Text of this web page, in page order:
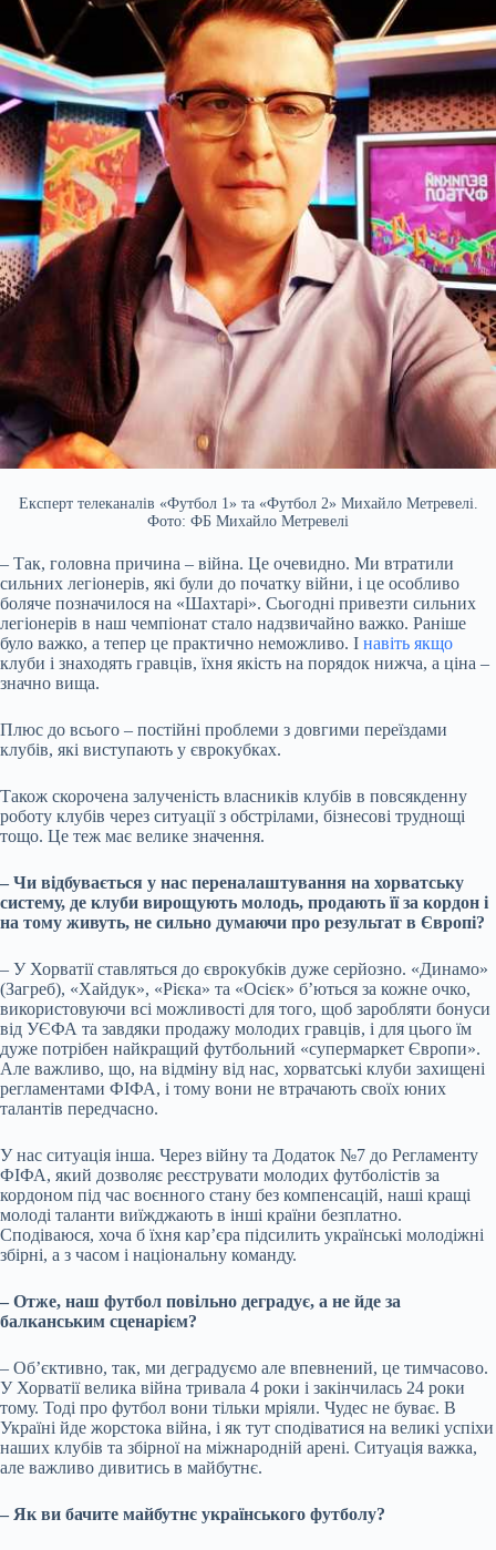
Експерт телеканалів «Футбол 1» та «Футбол 2» Михайло Метревелі.
Фото: ФБ Михайло Метревелі
– Так, головна причина – війна. Це очевидно. Ми втратили
сильних легіонерів, які були до початку війни, і це особливо
боляче позначилося на «Шахтарі». Сьогодні привезти сильних
легіонерів в наш чемпіонат стало надзвичайно важко. Раніше
було важко, а тепер це практично неможливо. І навіть якщо
клуби і знаходять гравців, їхня якість на порядок нижча, а ціна –
значно вища.
Плюс до всього – постійні проблеми з довгими переїздами
клубів, які виступають у єврокубках.
Також скорочена залученість власників клубів в повсякденну
роботу клубів через ситуації з обстрілами, бізнесові труднощі
тощо. Це теж має велике значення.
– Чи відбувається у нас переналаштування на хорватську
систему, де клуби вирощують молодь, продають її за кордон і
на тому живуть, не сильно думаючи про результат в Європі?
– У Хорватії ставляться до єврокубків дуже серйозно. «Динамо»
(Загреб), «Хайдук», «Рієка» та «Осієк» б’ються за кожне очко,
використовуючи всі можливості для того, щоб заробляти бонуси
від УЄФА та завдяки продажу молодих гравців, і для цього їм
дуже потрібен найкращий футбольний «супермаркет Європи».
Але важливо, що, на відміну від нас, хорватські клуби захищені
регламентами ФІФА, і тому вони не втрачають своїх юних
талантів передчасно.
У нас ситуація інша. Через війну та Додаток №7 до Регламенту
ФІФА, який дозволяє реєструвати молодих футболістів за
кордоном під час воєнного стану без компенсацій, наші кращі
молоді таланти виїжджають в інші країни безплатно.
Сподіваюся, хоча б їхня кар’єра підсилить українські молодіжні
збірні, а з часом і національну команду.
– Отже, наш футбол повільно деградує, а не йде за
балканським сценарієм?
– Об’єктивно, так, ми деградуємо але впевнений, це тимчасово.
У Хорватії велика війна тривала 4 роки і закінчилась 24 роки
тому. Тоді про футбол вони тільки мріяли. Чудес не буває. В
Україні йде жорстока війна, і як тут сподіватися на великі успіхи
наших клубів та збірної на міжнародній арені. Ситуація важка,
але важливо дивитись в майбутнє.
– Як ви бачите майбутнє українського футболу?